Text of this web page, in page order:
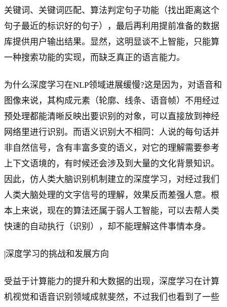
关键词、关键词匹配、算法判定句子功能（找出距离这个
句子最近的标识好的句子），最后再利用提前准备的数据
库提供用户输出结果。显然，这明显谈不上智能，只能算
一种搜索功能的实现，而缺乏真正的语言能力。
为什么深度学习在NLP领域进展缓慢?这是因为，对语音和
图像来说，其构成元素（轮廓、线条、语音帧）不用经过
预处理都能清晰反映出要识别的对象，可以直接放到神经
网络里进行识别。而语义识别大不相同：人说的每句话并
非自然信号，含有丰富多变的语义，对它的理解需要参考
上下文语境的，有时候还会涉及到大量的文化背景知识。
因此，仿人类大脑识别机制建立的深度学习，对经过我们
人类大脑处理的文字信号的理解，效果反而差强人意。根
本上来说，现在的算法还属于弱人工智能，可以去帮人类
快速的自动执行（识别），却不能理解这件事情本身。
|深度学习的挑战和发展方向
受益于计算能力的提升和大数据的出现，深度学习在计算
机视觉和语音识别领域成就斐然，不过我们也看到了一些